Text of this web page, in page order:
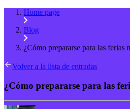
Home page
Blog
¿Cómo prepararse para las ferias
Volver a la lista de entradas
¿Cómo prepararse para las